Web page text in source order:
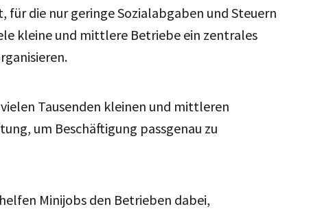
für die nur geringe Sozialabgaben und Steuern
kleine und mittlere Betriebe ein zentrales
Tausenden kleinen und mittleren
um Beschäftigung passgenau zu
Minijobs den Betrieben dabei,